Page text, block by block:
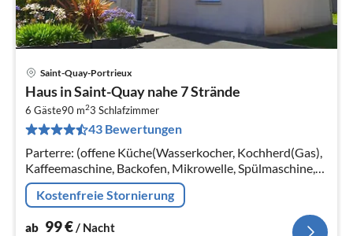
Saint-Quay-Portrieux
Haus in Saint-Quay nahe 7 Strände
6 Gäste90 m23 Schlafzimmer
43 Bewertungen
Parterre: (offene Küche(Wasserkocher, Kochherd(Gas),
Kaffeemaschine, Backofen, Mikrowelle, Spülmaschine,
Kühlschrank, Tiefkühlschrank)
Kostenfreie Stornierung
ab 99€/ Nacht